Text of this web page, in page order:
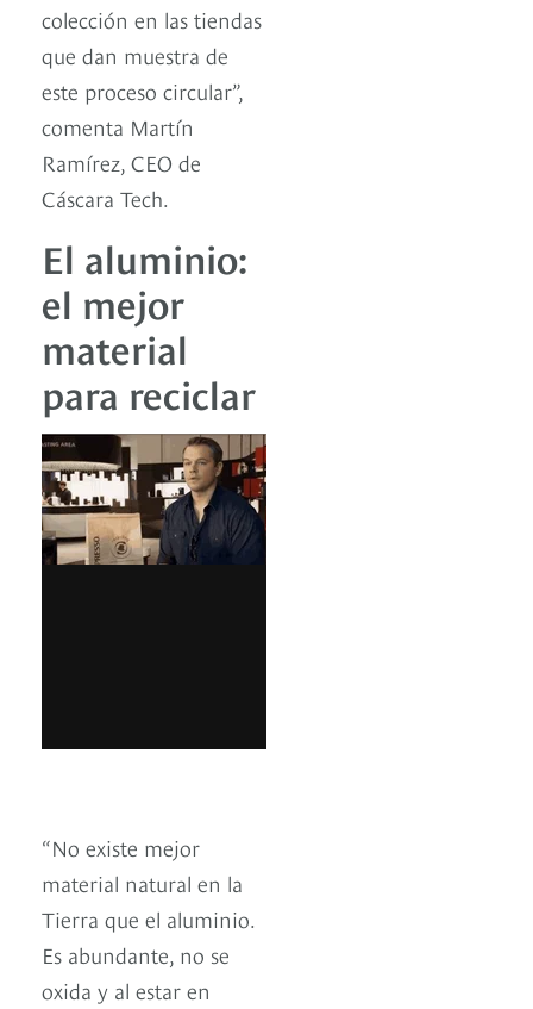
colección en las tiendas
que dan muestra de
este proceso circular”,
comenta Martín
Ramírez, CEO de
Cáscara Tech.
El aluminio:
el mejor
material
para reciclar
“No existe mejor
material natural en la
Tierra que el aluminio.
Es abundante, no se
oxida y al estar en